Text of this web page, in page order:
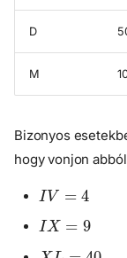
D
M
Bizonyos
hogy vonjon